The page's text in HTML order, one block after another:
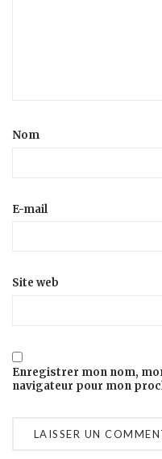
Nom
E-mail
Site web
Enregistrer mon nom,
navigateur pour mon